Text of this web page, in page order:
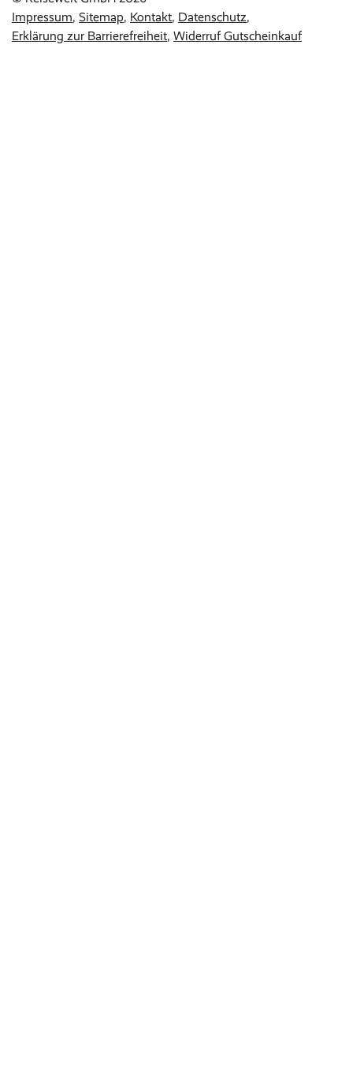
Impressum Sitemap Kontakt Datenschutz
Erklärung zur Barrierefreiheit Widerruf Gutscheinkauf